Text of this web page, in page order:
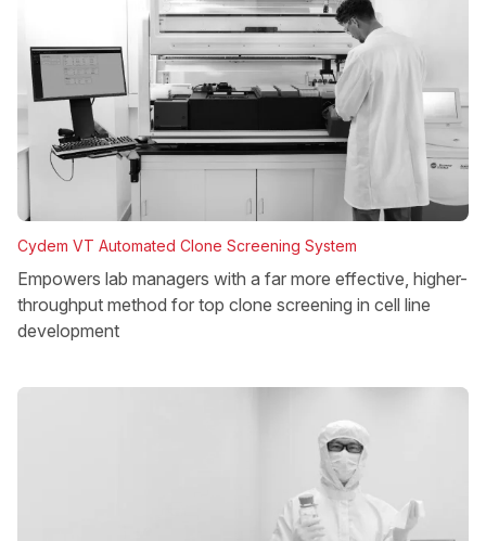
Cydem VT Automated Clone Screening System
Empowers lab managers with a far more effective, higher-
throughput method for top clone screening in cell line
development